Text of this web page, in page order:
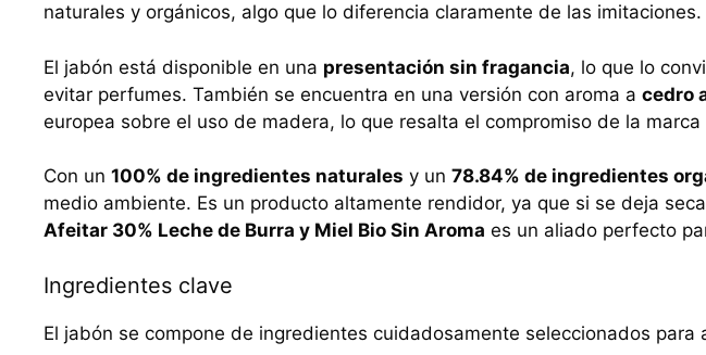
naturales y orgánicos, algo que lo diferencia claramente de las imitaciones.
El jabón está disponible en una presentación sin fragancia, lo que lo
evitar perfumes. También se encuentra en una versión con aroma a cedro
europea sobre el uso de madera, lo que resalta el compromiso de la
Con un 100% de ingredientes naturales y un 78.84% de ingredientes
medio ambiente. Es un producto altamente rendidor, ya que si se deja
Afeitar 30% Leche de Burra y Miel Bio Sin Aroma es un aliado perfecto
Ingredientes clave
El jabón se compone de ingredientes cuidadosamente seleccionados